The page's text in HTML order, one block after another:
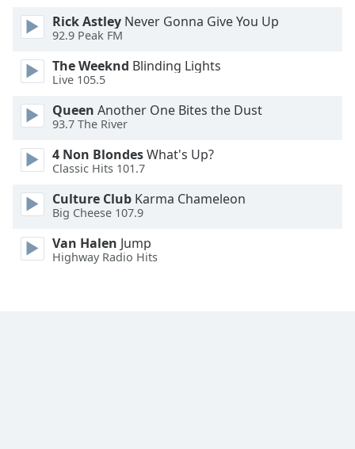
Reset
Close
Modal
Dialog
End
window.
Rick Astley Never Gonna Give You Up
92.9 Peak FM
The Weeknd Blinding Lights
Live 105.5
Queen Another One Bites the Dust
93.7 The River
4 Non BlondesWhat's Up?
Classic Hits 101.7
Culture Club Karma Chameleon
Big Cheese 107.9
Van Halen Jump
Highway Radio Hits